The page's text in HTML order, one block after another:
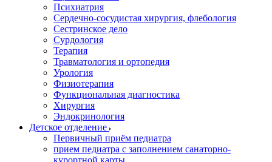
Психиатрия
Сердечно-сосудистая хирургия, флебология
Сестринское дело
Сурдология
Терапия
Травматология и ортопедия
Урология
Физиотерапия
Функциональная диагностика
Хирургия
Эндокринология
Детское отделение
Первичный приём педиатра
прием педиатра с заполнением санаторно-
курортной карты